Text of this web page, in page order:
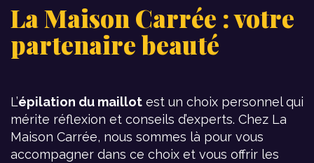
La Maison Carrée : votre
partenaire beauté
L’épilation du maillot est un choix personnel qui
mérite réflexion et conseils d’experts. Chez La
Maison Carrée, nous sommes là pour vous
accompagner dans ce choix et vous offrir les